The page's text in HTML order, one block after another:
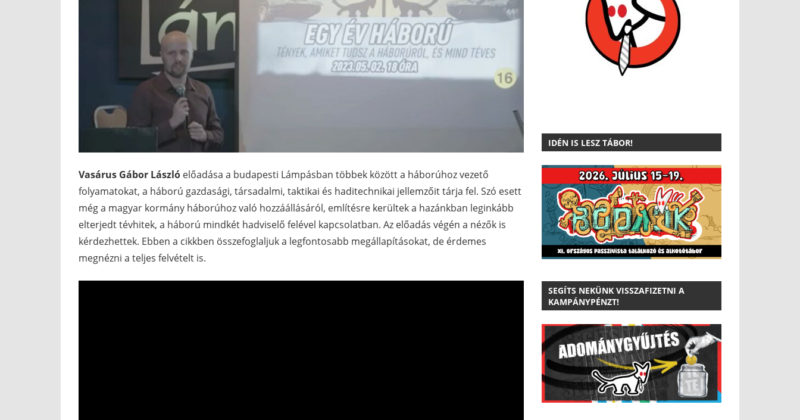
Vasárus Gábor László előadása a budapesti Lámpásban többek között a háborúhoz vezető
folyamatokat, a háború gazdasági, társadalmi, taktikai és haditechnikai jellemzőit tárja fel. Szó esett
még a magyar kormány háborúhoz való hozzáállásáról, említésre kerültek a hazánkban leginkább
elterjedt tévhitek, a háború mindkét hadviselő felével kapcsolatban. Az előadás végén a nézők is
kérdezhettek. Ebben a cikkben összefoglaljuk a legfontosabb megállapításokat, de érdemes
megnézni a teljes felvételt is.
IDÉN IS LESZ TÁBOR!
SEGÍTS NEKÜNK VISSZAFIZETNI A
KAMPÁNYPÉNZT!